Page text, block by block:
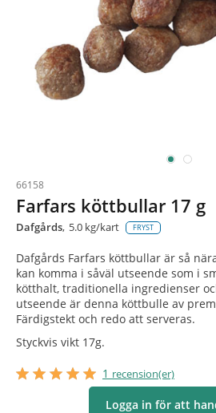
66158
Farfars köttbullar 17 g
Dafgårds 5.0 kg/kart FRYST
Dafgårds Farfars köttbullar är så
kan komma i såväl utseende som i
kötthalt, traditionella ingredienser
utseende är denna köttbulle av
Färdigstekt och redo att serveras.
Styckvis vikt 17g.
star_border star_border star_border star_border star_border
star star star star star 1 recension(er)
Logga in för att